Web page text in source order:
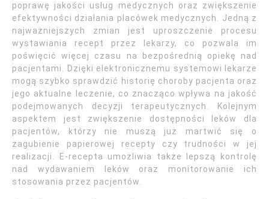
poprawę jakości usług medycznych oraz zwiększenie
efektywności działania placówek medycznych. Jedną z
najważniejszych zmian jest uproszczenie procesu
wystawiania recept przez lekarzy, co pozwala im
poświęcić więcej czasu na bezpośrednią opiekę nad
pacjentami. Dzięki elektronicznemu systemowi lekarze
mogą szybko sprawdzić historię choroby pacjenta oraz
jego aktualne leczenie, co znacząco wpływa na jakość
podejmowanych decyzji terapeutycznych. Kolejnym
aspektem jest zwiększenie dostępności leków dla
pacjentów, którzy nie muszą już martwić się o
zagubienie papierowej recepty czy trudności w jej
realizacji. E-recepta umożliwia także lepszą kontrolę
nad wydawaniem leków oraz monitorowanie ich
stosowania przez pacjentów.